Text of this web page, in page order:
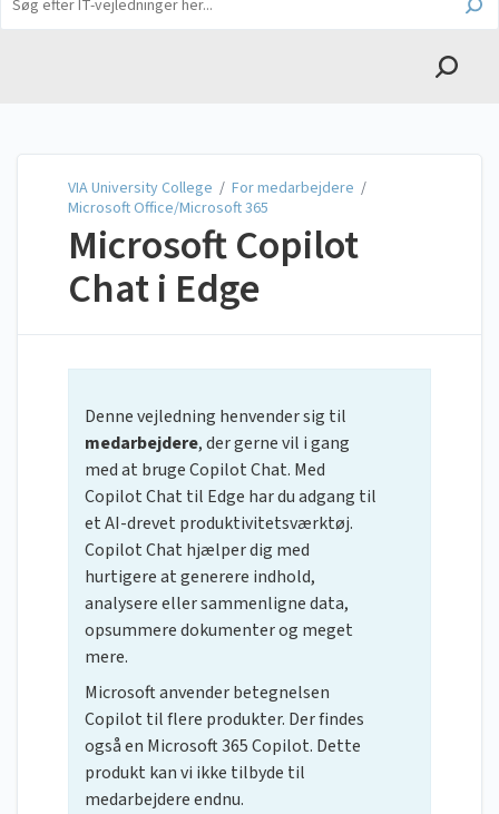
English
VIA University College / For medarbejdere /
Microsoft Office/Microsoft 365
Microsoft Copilot
Chat i Edge
Denne vejledning henvender sig til
medarbejdere, der gerne vil i gang
med at bruge Copilot Chat. Med
Copilot Chat til Edge har du adgang til
et AI-drevet produktivitetsværktøj.
Copilot Chat hjælper dig med
hurtigere at generere indhold,
analysere eller sammenligne data,
opsummere dokumenter og meget
mere.
Microsoft anvender betegnelsen
Copilot til flere produkter. Der findes
også en Microsoft 365 Copilot. Dette
produkt kan vi ikke tilbyde til
medarbejdere endnu.